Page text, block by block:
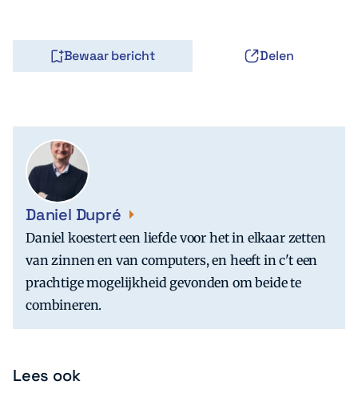
Bewaar bericht Delen
Daniel Dupré
Daniel koestert een liefde voor het in elkaar zetten
van zinnen en van computers, en heeft in c't een
prachtige mogelijkheid gevonden om beide te
combineren.
Lees ook